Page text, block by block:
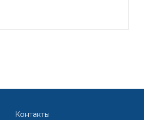
Контакты